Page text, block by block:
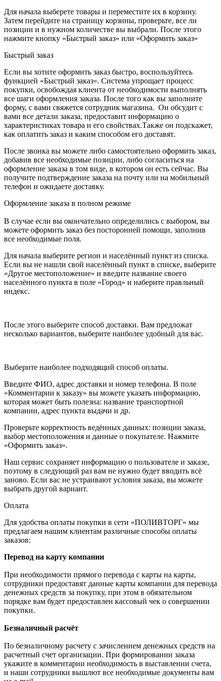
Для начала выберете товары и переместите их в корзину.
Затем перейдите на страницу корзины, проверьте, все ли
позиции и в нужном количестве вы выбрали. После этого
нажмите кнопку «Быстрый заказ» или «Оформить заказ»
Быстрый заказ
Если вы хотите оформить заказ быстро, воспользуйтесь
функцией «Быстрый заказ». Система упрощает процесс
покупки, освобождая клиента от необходимости выполнять
все шаги оформления заказа. После того как вы заполните
форму, с вами свяжется сотрудник магазина. Он обсудит с
вами все детали заказа, предоставит информацию о
характеристиках товара и его свойствах.Также он подскажет,
как оплатить заказ и каким способом его доставят.
После звонка вы можете либо самостоятельно оформить заказ,
добавив все необходимые позиции, либо согласиться на
оформление заказа в том виде, в котором он есть сейчас. Вы
получите подтверждение заказа на почту или на мобильный
телефон и ожидаете доставку.
Оформление заказа в полном режиме
В случае если вы окончательно определились с выбором, вы
можете оформить заказ без посторонней помощи, заполнив
все необходимые поля.
Для начала выберите регион и населённый пункт из списка.
Если вы не нашли свой населённый пункт в списке, выберите
«Другое местоположение» и введите название своего
населённого пункта в поле «Город» и наберите правльный
индекс.
После этого выберите способ доставки. Вам предложат
несколько вариантов, выберите наиболее удобный для вас.
Выберите наиболее подходящий способ оплаты.
Введите ФИО, адрес доставки и номер телефона. В поле
«Комментарии к заказу» вы можете указать информацию,
которая может быть полезна: название транспортной
компании, адрес пункта выдачи и др.
Проверьте корректность ведённых данных: позиции заказа,
выбор местоположения и данные о покупателе. Нажмите
«Оформить заказ».
Наш сервис сохраняет информацию о пользователе и заказе,
поэтому в следующий раз вам не нужно будет вводить всё
заново. Если вас не устраивают условия заказа, вы можете
выбрать другой вариант.
Оплата
Для удобства оплаты покупки в сети «ПОЛИВТОРГ» мы
предлагаем нашим клиентам различные способы оплаты
заказов:
Перевод на карту компании
При необходимости прямого перевода с карты на карты,
сотрудники предоставят данные карты компании для перевода
денежных средств за покупку, при этом в обязательном
порядке вам будет предоставлен кассовый чек о совершении
покупки.
Безналичный расчёт
По безналичному расчету с зачислением денежных средств на
расчетный счет организации. При формировании заказа
укажите в комментарии необходимость в выставлении счета,
и наши сотрудники вышлют все необходимые документы вам